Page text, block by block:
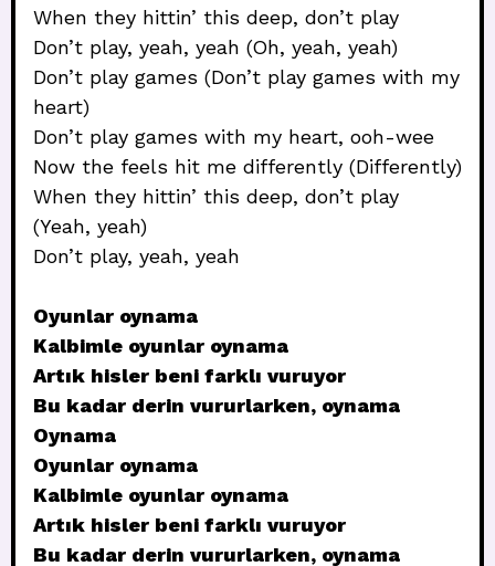
When they hittin’ this deep, don’t play
Don’t play, yeah, yeah (Oh, yeah, yeah)
Don’t play games (Don’t play games with my
heart)
Don’t play games with my heart, ooh-wee
Now the feels hit me differently (Differently)
When they hittin’ this deep, don’t play
(Yeah, yeah)
Don’t play, yeah, yeah
Oyunlar oynama
Kalbimle oyunlar oynama
Artık hisler beni farklı vuruyor
Bu kadar derin vururlarken, oynama
Oynama
Oyunlar oynama
Kalbimle oyunlar oynama
Artık hisler beni farklı vuruyor
Bu kadar derin vururlarken, oynama